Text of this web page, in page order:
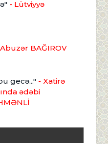
- Lütviyyə
BAĞIROV
gecə..." - Xatirə
ədəbi